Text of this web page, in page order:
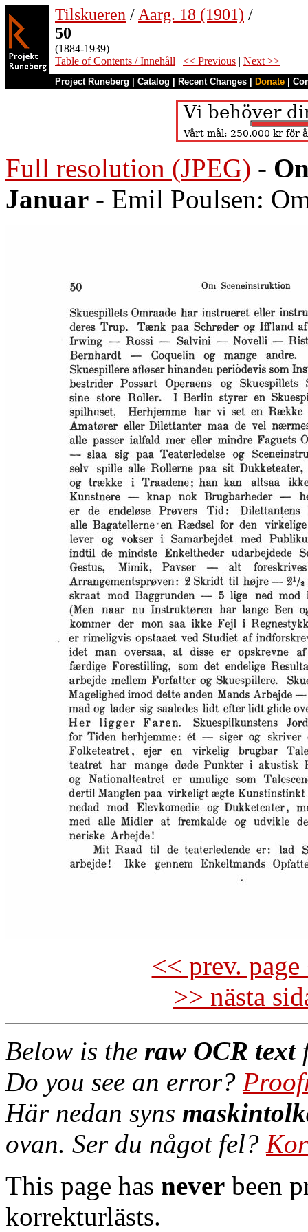
Tilskueren / Aarg. 18 (1901) /
50
(1884-1939)
Table of Contents / Innehåll | << Previous | Next >>
Project Runeberg Catalog Recent Changes Donate
Full resolution (JPEG) -
Januar - Emil Poulsen:
<< prev.
>> nästa
Below is the raw OCR text
Do you see an error?
Här nedan syns
ovan. Ser du något fel?
This page has never been
korrekturlästs.